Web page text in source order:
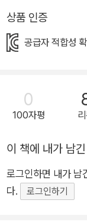
사진을 캡처해 도용
거짓말을 하게 된다
것이다. 박상기 작가는 ‘표절’이란 결국 자존감의 문제임을, 그리
고 자신을 옥죄는
하면 정말 행복해질
가뜨리는 행위가 아닐까
표절한 걸까, 삶을
상품 인증
공급자 적합성
0
100자평
이 책에 내가 남
로그인하면 내가 남
다.
로그인하기